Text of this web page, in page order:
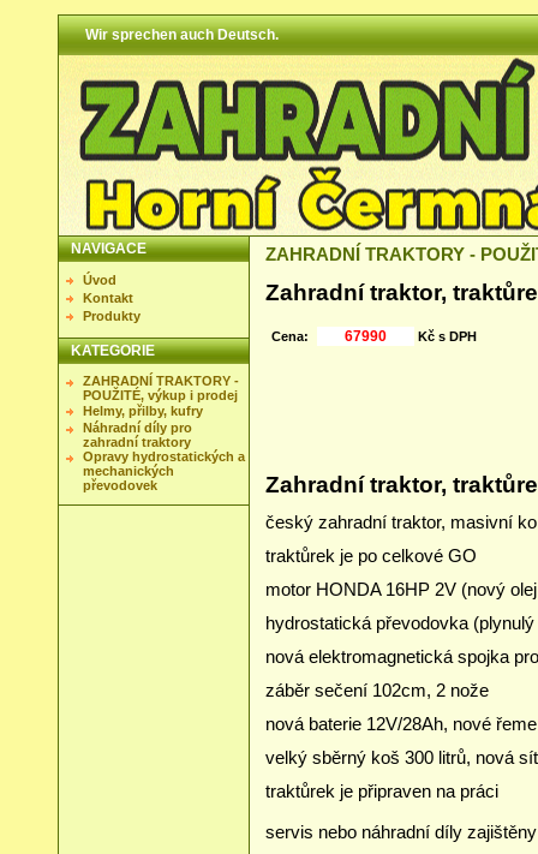
Wir sprechen auch Deutsch.
NAVIGACE
Úvod
Kontakt
Produkty
KATEGORIE
ZAHRADNÍ TRAKTORY -
POUŽITÉ, výkup i prodej
Helmy, přilby, kufry
Náhradní díly pro
zahradní traktory
Opravy hydrostatických a
mechanických
převodovek
ZAHRADNÍ TRAKTORY -
Zahradní traktor,
Cena: Kč s DPH
Zahradní traktor,
český zahradní traktor, masivní
traktůrek je po celkové GO
motor HONDA 16HP 2V (nový
hydrostatická převodovka
nová elektromagnetická spojka
záběr sečení 102cm, 2 nože
nová baterie 12V/28Ah, nové
velký sběrný koš 300 litrů, nová
traktůrek je připraven na práci
servis nebo náhradní díly zajištěny